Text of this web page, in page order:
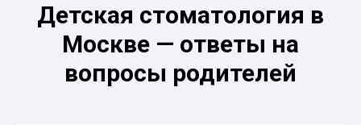
Детская стоматология в
Москве — ответы на
вопросы родителей